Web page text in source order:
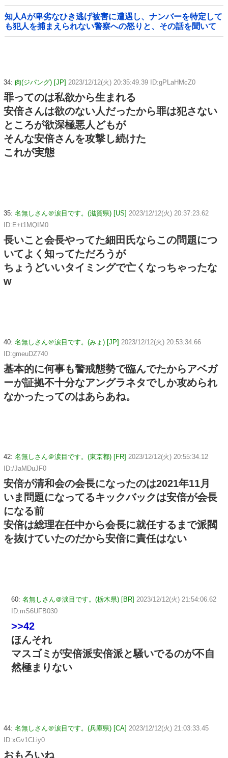
知人Aが卑劣なひき逃げ被害に遭遇し、ナンバーを特定して
も犯人を捕まえられない警察への怒りと、その話を聞いて
「逃げた方が得じゃん」と言い放ったBの神経がわからん
34: 肉(ジパング) [JP] 2023/12/12(火) 20:35:49.39 ID:gPLaHMcZ0
罪ってのは私欲から生まれる
安倍さんは欲のない人だったから罪は犯さない
ところが欲深極悪人どもが
そんな安倍さんを攻撃し続けた
これが実態
35: 名無しさん＠涙目です。(滋賀県) [US] 2023/12/12(火) 20:37:23.62
ID:E+t1MQIM0
長いこと会長やってた細田氏ならこの問題につ
いてよく知ってただろうが
ちょうどいいタイミングで亡くなっちゃったな
w
40: 名無しさん＠涙目です。(みょ) [JP] 2023/12/12(火) 20:53:34.66
ID:gmeuDZ740
基本的に何事も警戒態勢で臨んでたからアベガ
ーが証拠不十分なアングラネタでしか攻められ
なかったってのはあらあね。
42: 名無しさん＠涙目です。(東京都) [FR] 2023/12/12(火) 20:55:34.12
ID:/JaMDuJF0
安倍が清和会の会長になったのは2021年11月
いま問題になってるキックバックは安倍が会長
になる前
安倍は総理在任中から会長に就任するまで派閥
を抜けていたのだから安倍に責任はない
60: 名無しさん＠涙目です。(栃木県) [BR] 2023/12/12(火) 21:54:06.62
ID:mS6UFB030
>>42
ほんそれ
マスゴミが安倍派安倍派と騒いでるのが不自
然極まりない
44: 名無しさん＠涙目です。(兵庫県) [CA] 2023/12/12(火) 21:03:33.45
ID:xGv1CLiy0
おもろいね